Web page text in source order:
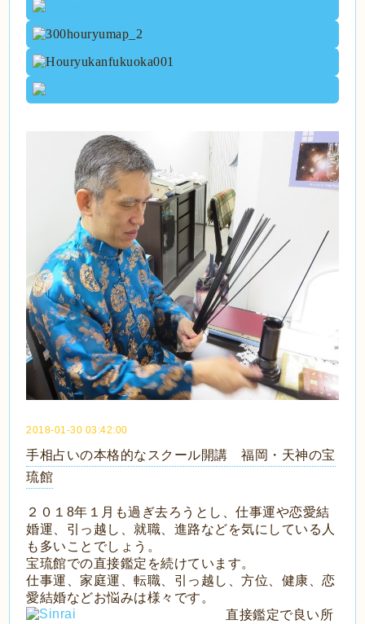
2018-01-30 03:42:00
手相占いの本格的なスクール開講 福岡・天神の宝
琉館
２０１8年１月も過ぎ去ろうとし、仕事運や恋愛結
婚運、引っ越し、就職、進路などを気にしている人
も多いことでしょう。
宝琉館での直接鑑定を続けています。
仕事運、家庭運、転職、引っ越し、方位、健康、恋
愛結婚などお悩みは様々です。
直接鑑定で良い所